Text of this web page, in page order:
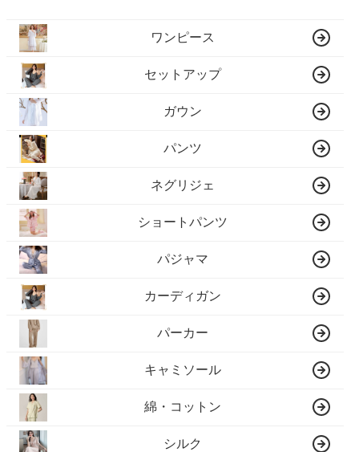
ワンピース
セットアップ
ガウン
パンツ
ネグリジェ
ショートパンツ
パジャマ
カーディガン
パーカー
キャミソール
綿・コットン
シルク